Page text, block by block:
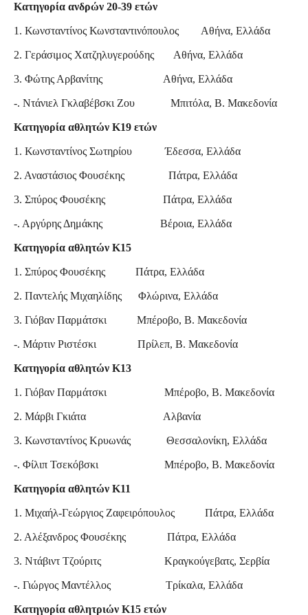
Κατηγορία ανδρών 20-39 ετών
1. Κωνσταντίνος Κωνσταντινόπουλος Αθήνα, Ελλάδα
2. Γεράσιμος Χατζηλυγερούδης Αθήνα, Ελλάδα
3. Φώτης Αρβανίτης Αθήνα, Ελλάδα
-. Ντάνιελ Γκλαβέβσκι Ζου Μπιτόλα, Β. Μακεδονία
Κατηγορία αθλητών Κ19 ετών
1. Κωνσταντίνος Σωτηρίου Έδεσσα, Ελλάδα
2. Αναστάσιος Φουσέκης Πάτρα, Ελλάδα
3. Σπύρος Φουσέκης Πάτρα, Ελλάδα
-. Αργύρης Δημάκης Βέροια, Ελλάδα
Κατηγορία αθλητών Κ15
1. Σπύρος Φουσέκης Πάτρα, Ελλάδα
2. Παντελής Μιχαηλίδης Φλώρινα, Ελλάδα
3. Γιόβαν Παρμάτσκι Μπέροβο, Β. Μακεδονία
-. Μάρτιν Ριστέσκι Πρίλεπ, Β. Μακεδονία
Κατηγορία αθλητών Κ13
1. Γιόβαν Παρμάτσκι Μπέροβο, Β. Μακεδονία
2. Μάρβι Γκιάτα Αλβανία
3. Κωνσταντίνος Κρυωνάς Θεσσαλονίκη, Ελλάδα
-. Φίλιπ Τσεκόβσκι Μπέροβο, Β. Μακεδονία
Κατηγορία αθλητών Κ11
1. Μιχαήλ-Γεώργιος Ζαφειρόπουλος Πάτρα, Ελλάδα
2. Αλέξανδρος Φουσέκης Πάτρα, Ελλάδα
3. Ντάβιντ Τζούριτς Κραγκούγεβατς, Σερβία
-. Γιώργος Μαντέλλος Τρίκαλα, Ελλάδα
Κατηγορία αθλητριών Κ15 ετών